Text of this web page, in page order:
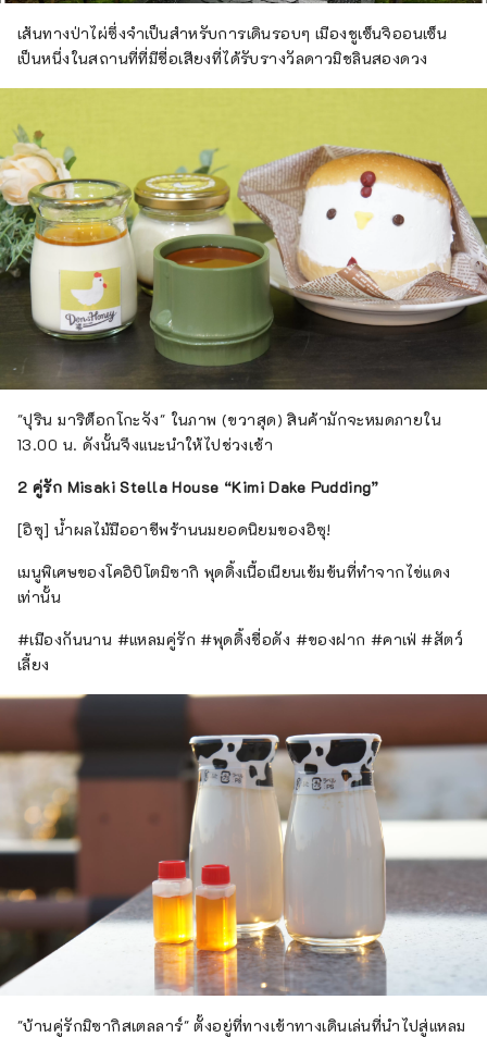
เส้นทางป่าไผ่ซึ่งจำเป็นสำหรับการเดินรอบๆ เมืองชูเซ็นจิออนเซ็น
เป็นหนึ่งในสถานที่ที่มีชื่อเสียงที่ได้รับรางวัลดาวมิชลินสองดวง
"ปุริน มาริต็อกโกะจัง" ในภาพ (ขวาสุด) สินค้ามักจะหมดภายใน
13.00 น. ดังนั้นจึงแนะนำให้ไปช่วงเช้า
2 คู่รัก Misaki Stella House “Kimi Dake Pudding”
[อิซุ] น้ำผลไม้มืออาชีพร้านนมยอดนิยมของอิซุ!
เมนูพิเศษของโคอิบิโตมิซากิ พุดดิ้งเนื้อเนียนเข้มข้นที่ทำจากไข่แดง
เท่านั้น
#เมืองกันนาน #แหลมคู่รัก #พุดดิ้งชื่อดัง #ของฝาก #คาเฟ่ #สัตว์
เลี้ยง
"บ้านคู่รักมิซากิสเตลลาร์" ตั้งอยู่ที่ทางเข้าทางเดินเล่นที่นำไปสู่แหลม